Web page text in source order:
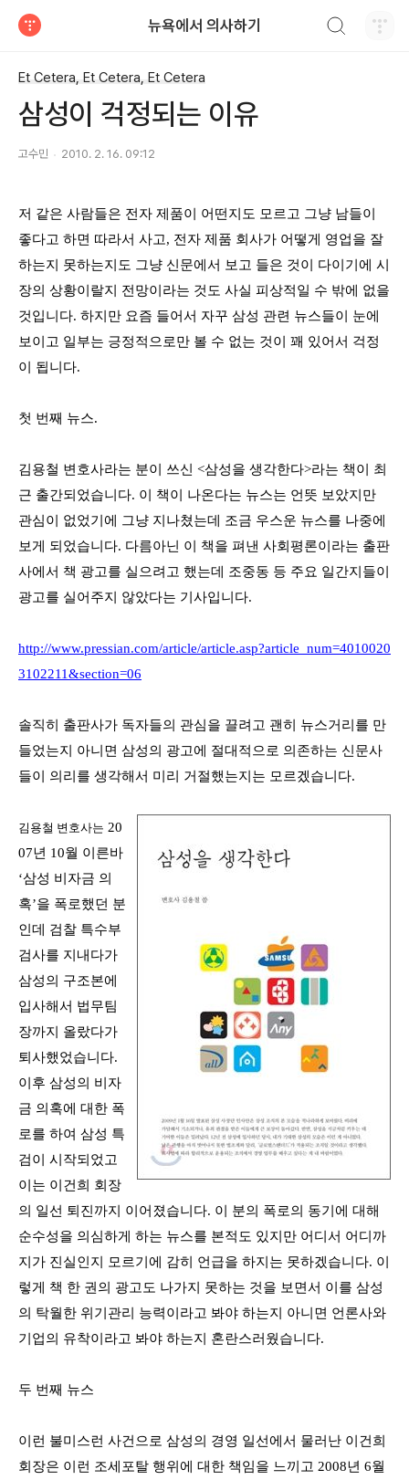
뉴욕에서 의사하기
Et Cetera, Et Cetera, Et Cetera
삼성이 걱정되는 이유
고수민 2010. 2. 16. 09:12
저 같은 사람들은 전자 제품이 어떤지도 모르고 그냥 남들이
좋다고 하면 따라서 사고, 전자 제품 회사가 어떻게 영업을 잘
하는지 못하는지도 그냥 신문에서 보고 들은 것이 다이기에 시
장의 상황이랄지 전망이라는 것도 사실 피상적일 수 밖에 없을
것입니다. 하지만 요즘 들어서 자꾸 삼성 관련 뉴스들이 눈에
보이고 일부는 긍정적으로만 볼 수 없는 것이 꽤 있어서 걱정
이 됩니다.
첫 번째 뉴스.
김용철 변호사라는 분이 쓰신 <삼성을 생각한다>라는 책이 최
근 출간되었습니다. 이 책이 나온다는 뉴스는 언뜻 보았지만
관심이 없었기에 그냥 지나쳤는데 조금 우스운 뉴스를 나중에
보게 되었습니다. 다름아닌 이 책을 펴낸 사회평론이라는 출판
사에서 책 광고를 실으려고 했는데 조중동 등 주요 일간지들이
광고를 실어주지 않았다는 기사입니다.
http://www.pressian.com/article/article.asp?article_num=4010020
3102211&section=06
솔직히 출판사가 독자들의 관심을 끌려고 괜히 뉴스거리를 만
들었는지 아니면 삼성의 광고에 절대적으로 의존하는 신문사
들이 의리를 생각해서 미리 거절했는지는 모르겠습니다.
김용철 변호사는 20
07년 10월 이른바
‘삼성 비자금 의
혹’을 폭로했던 분
인데 검찰 특수부
검사를 지내다가
삼성의 구조본에
입사해서 법무팀
장까지 올랐다가
퇴사했었습니다.
이후 삼성의 비자
금 의혹에 대한 폭
로를 하여 삼성 특
검이 시작되었고
이는 이건희 회장
의 일선 퇴진까지 이어졌습니다. 이 분의 폭로의 동기에 대해
순수성을 의심하게 하는 뉴스를 본적도 있지만 어디서 어디까
지가 진실인지 모르기에 감히 언급을 하지는 못하겠습니다. 이
렇게 책 한 권의 광고도 나가지 못하는 것을 보면서 이를 삼성
의 탁월한 위기관리 능력이라고 봐야 하는지 아니면 언론사와
기업의 유착이라고 봐야 하는지 혼란스러웠습니다.
두 번째 뉴스
이런 불미스런 사건으로 삼성의 경영 일선에서 물러난 이건희
회장은 이런 조세포탈 행위에 대한 책임을 느끼고 2008년 6월